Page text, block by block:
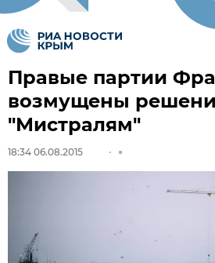
Правые партии
возмущены
"Мистралям"
18:34 06.08.2015